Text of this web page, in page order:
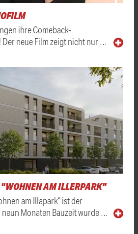
ihre Comeback-
Der neue Film zeigt nicht nur …
AM ILLERPARK"
am Illapark“ ist der
Monaten Bauzeit wurde …